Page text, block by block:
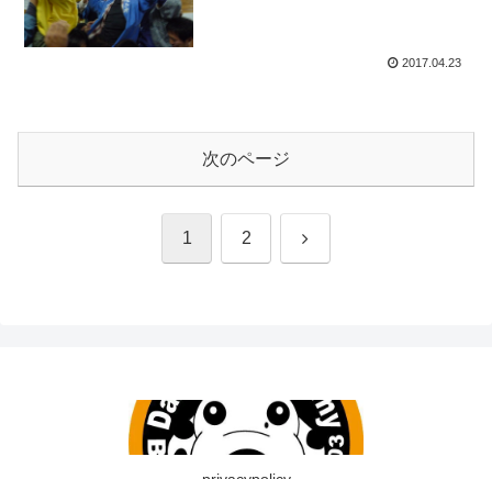
2017.04.23
次のページ
1 2